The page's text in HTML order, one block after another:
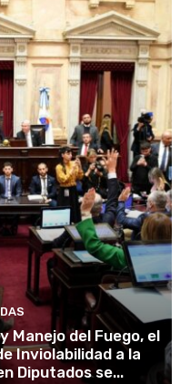
Manejo del Fuego, el
Inviolabilidad a la
Diputados se...